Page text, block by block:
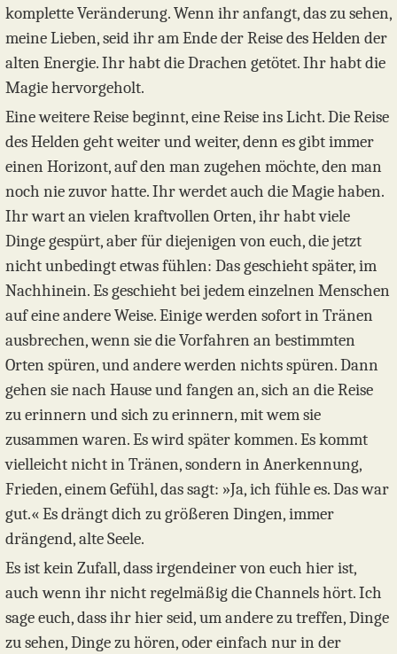
komplette Veränderung. Wenn ihr anfangt, das zu sehen,
meine Lieben, seid ihr am Ende der Reise des Helden der
alten Energie. Ihr habt die Drachen getötet. Ihr habt die
Magie hervorgeholt.
Eine weitere Reise beginnt, eine Reise ins Licht. Die Reise
des Helden geht weiter und weiter, denn es gibt immer
einen Horizont, auf den man zugehen möchte, den man
noch nie zuvor hatte. Ihr werdet auch die Magie haben.
Ihr wart an vielen kraftvollen Orten, ihr habt viele
Dinge gespürt, aber für diejenigen von euch, die jetzt
nicht unbedingt etwas fühlen: Das geschieht später, im
Nachhinein. Es geschieht bei jedem einzelnen Menschen
auf eine andere Weise. Einige werden sofort in Tränen
ausbrechen, wenn sie die Vorfahren an bestimmten
Orten spüren, und andere werden nichts spüren. Dann
gehen sie nach Hause und fangen an, sich an die Reise
zu erinnern und sich zu erinnern, mit wem sie
zusammen waren. Es wird später kommen. Es kommt
vielleicht nicht in Tränen, sondern in Anerkennung,
Frieden, einem Gefühl, das sagt: »Ja, ich fühle es. Das war
gut.« Es drängt dich zu größeren Dingen, immer
drängend, alte Seele.
Es ist kein Zufall, dass irgendeiner von euch hier ist,
auch wenn ihr nicht regelmäßig die Channels hört. Ich
sage euch, dass ihr hier seid, um andere zu treffen, Dinge
zu sehen, Dinge zu hören, oder einfach nur in der